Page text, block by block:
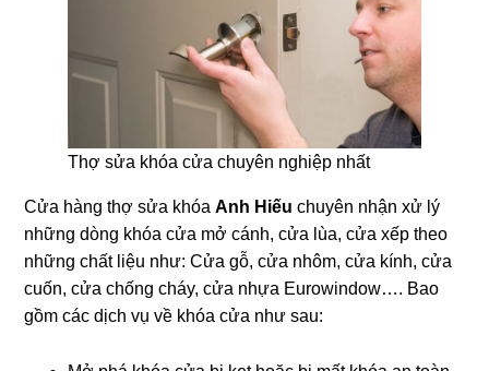
Thợ sửa khóa cửa chuyên nghiệp nhất
Cửa hàng thợ sửa khóaAnh Hiếu chuyên nhận xử lý
những dòng khóa cửa mở cánh, cửa lùa, cửa xếp theo
những chất liệu như: Cửa gỗ, cửa nhôm, cửa kính, cửa
cuốn, cửa chống cháy, cửa nhựa Eurowindow…. Bao
gồm các dịch vụ về khóa cửa như sau: